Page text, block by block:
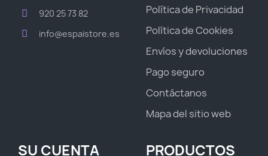
920 25 73 82
info@espaistore.es
Política de Privacidad
Política de Cookies
Envíos y devoluciones
Pago seguro
Contáctanos
Mapa del sitio web
SU CUENTA PRODUCTOS